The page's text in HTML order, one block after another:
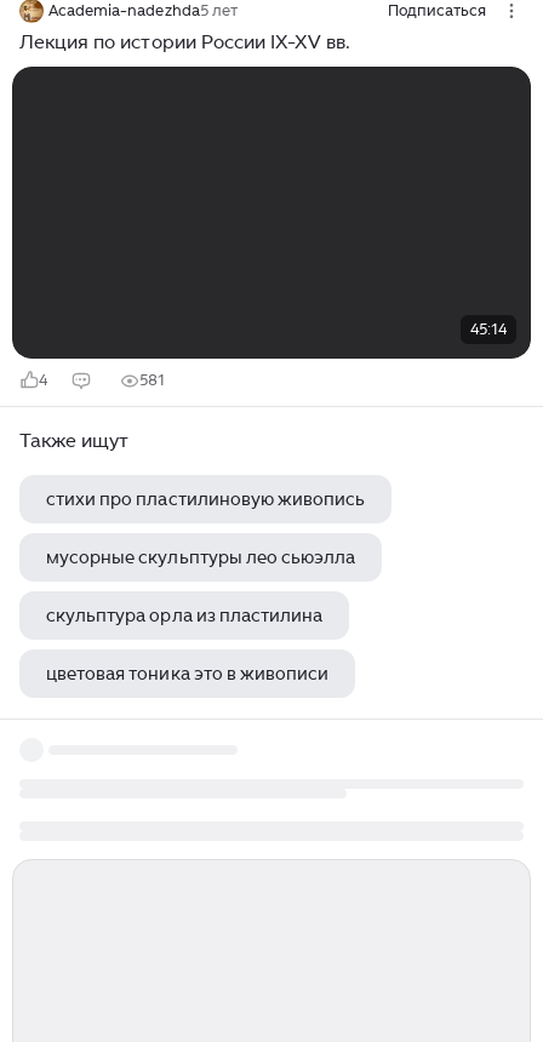
Academia-nadezhda5 лет Подписаться
Лекция по истории России IX-XV вв.
45:14
4 581
Также ищут
стихи про пластилиновую живопись
мусорные скульптуры лео сьюэлла
скульптура орла из пластилина
цветовая тоника это в живописи